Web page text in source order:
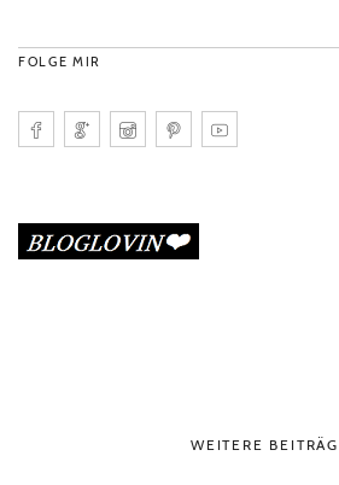
FOLGE MIR
WEITERE